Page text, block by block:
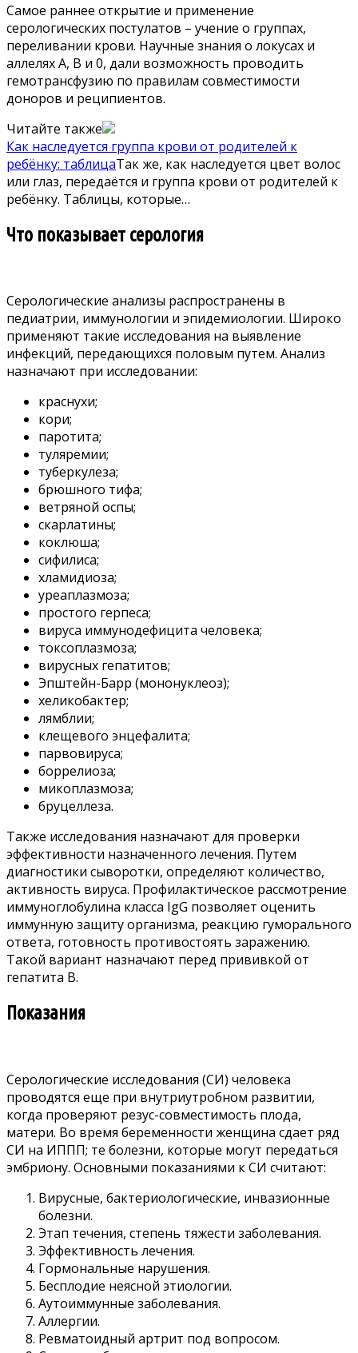
Самое раннее открытие и применение
серологических постулатов – учение о группах,
переливании крови. Научные знания о локусах и
аллелях А, В и 0, дали возможность проводить
гемотрансфузию по правилам совместимости
доноров и реципиентов.
Читайте также
Как наследуется группа крови от родителей к
ребёнку: таблицаТак же, как наследуется цвет волос
или глаз, передаётся и группа крови от родителей к
ребёнку. Таблицы, которые…
Что показывает серология
Серологические анализы распространены в
педиатрии, иммунологии и эпидемиологии. Широко
применяют такие исследования на выявление
инфекций, передающихся половым путем. Анализ
назначают при исследовании:
краснухи;
кори;
паротита;
туляремии;
туберкулеза;
брюшного тифа;
ветряной оспы;
скарлатины;
коклюша;
сифилиса;
хламидиоза;
уреаплазмоза;
простого герпеса;
вируса иммунодефицита человека;
токсоплазмоза;
вирусных гепатитов;
Эпштейн-Барр (мононуклеоз);
хеликобактер;
лямблии;
клещевого энцефалита;
парвовируса;
боррелиоза;
микоплазмоза;
бруцеллеза.
Также исследования назначают для проверки
эффективности назначенного лечения. Путем
диагностики сыворотки, определяют количество,
активность вируса. Профилактическое рассмотрение
иммуноглобулина класса IgG позволяет оценить
иммунную защиту организма, реакцию гуморального
ответа, готовность противостоять заражению.
Такой вариант назначают перед прививкой от
гепатита В.
Показания
Серологические исследования (СИ) человека
проводятся еще при внутриутробном развитии,
когда проверяют резус-совместимость плода,
матери. Во время беременности женщина сдает ряд
СИ на ИППП; те болезни, которые могут передаться
эмбриону. Основными показаниями к СИ считают:
Вирусные, бактериологические, инвазионные
болезни.
Этап течения, степень тяжести заболевания.
Эффективность лечения.
Гормональные нарушения.
Бесплодие неясной этиологии.
Аутоиммунные заболевания.
Аллергии.
Ревматоидный артрит под вопросом.